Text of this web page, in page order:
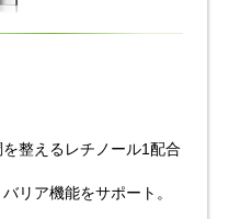
整えるレチノール1配合
リア機能をサポート。